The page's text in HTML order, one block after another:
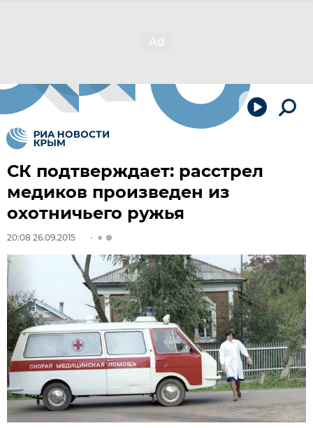
СК подтверждает: расстрел
медиков произведен из
охотничьего ружья
20:08 26.09.2015